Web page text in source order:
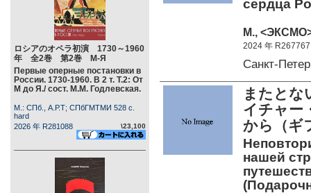
ロシアのオペラ初演 1730～1960
年 全2巻 第2巻 М-Я
Первые оперные постановки в
России. 1730-1960. В 2 т. Т.2: От
М до Я./ сост. М.М. Годлевская.
М.: СПб., А.Р.Т; СПбГМТМИ 528 c.
hard
2026 年 R281088
\23,100
сердца
М.,
2024 年 R267767
Санкт-
またと
イチャー
から（ギ
нашей